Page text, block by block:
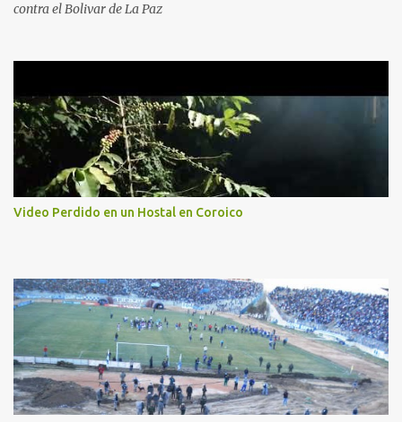
contra el Bolivar de La Paz
Video Perdido en un Hostal en Coroico